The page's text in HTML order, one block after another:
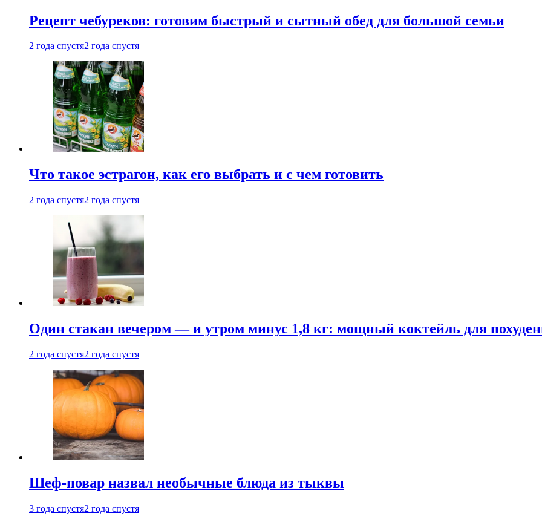
Рецепт чебуреков: готовим быстрый и сытный обед для большой семьи
2 года спустя2 года спустя
Что такое эстрагон, как его выбрать и с чем готовить
2 года спустя2 года спустя
Один стакан вечером — и утром минус 1,8 кг: мощный коктейль для
2 года спустя2 года спустя
Шеф-повар назвал необычные блюда из тыквы
3 года спустя2 года спустя